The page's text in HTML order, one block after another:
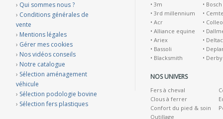
› Qui sommes nous ?
› Conditions générales de
vente
› Mentions légales
› Gérer mes cookies
› Nos vidéos conseils
› Notre catalogue
› Sélection aménagement
véhicule
› Sélection podologie bovine
› Sélection fers plastiques
• 3m
• 3rd millennium
• Acr
• Alliance equine
• Ariex
• Bassoli
• Blacksmith
• Bosch
•
•
•
•
•
• Derby
NOS UNIVERS
Fers à cheval
Clous à ferrer
Confort du pied & soin
Outillage